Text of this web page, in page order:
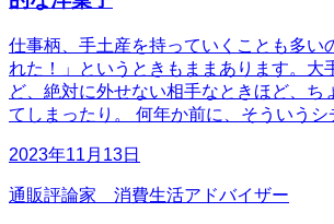
仕事柄、手土産を持っていくことも多い
れた！」というときもままあります。大
ど、絶対に外せない相手なときほど、ち
てしまったり。 何年か前に、そういうシ
2023年11月13日
通販評論家 消費生活アドバイザー